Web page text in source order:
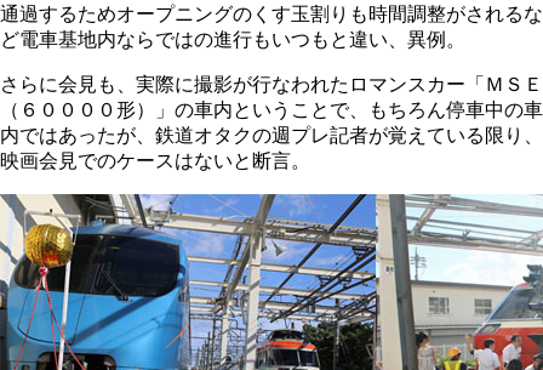
通過するためオープニングのくす玉割りも時間調整がされるな
ど電車基地内ならではの進行もいつもと違い、異例。
さらに会見も、実際に撮影が行なわれたロマンスカー「ＭＳＥ
（６００００形）」の車内ということで、もちろん停車中の車
内ではあったが、鉄道オタクの週プレ記者が覚えている限り、
映画会見でのケースはないと断言。